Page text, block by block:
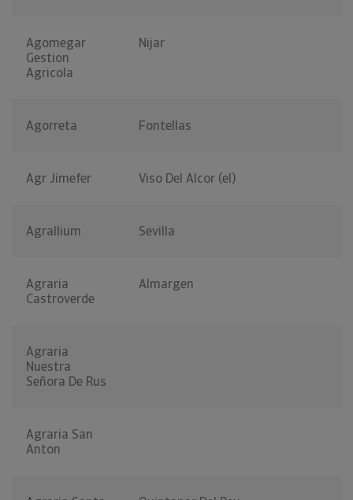
Agomegar
Gestion
Agricola
Nijar
Agorreta Fontellas
Agr Jimefer Viso Del Alcor (el)
Agrallium Sevilla
Agraria
Castroverde
Almargen
Agraria
Nuestra
Señora De Rus
Agraria San
Anton